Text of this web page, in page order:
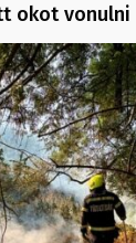
okot vonulni